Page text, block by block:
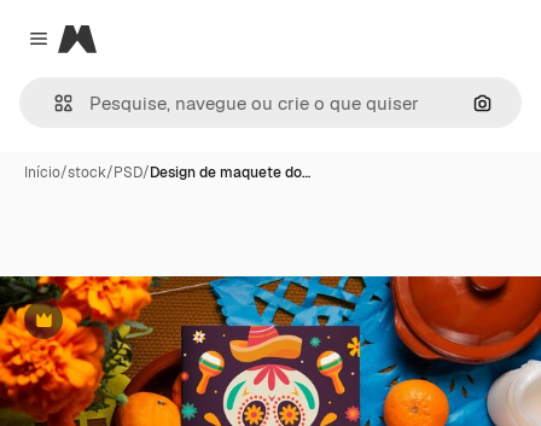
Close menu
Magnific
Início/stock/PSD/Design de maquete do…
Premium